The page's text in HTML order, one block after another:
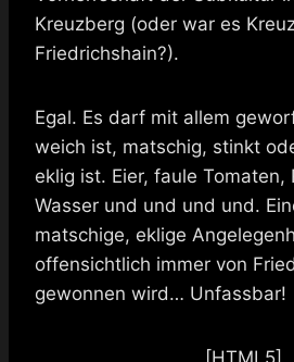
Kreuzberg (oder war es
Friedrichshain?).
Egal. Es darf mit allem
weich ist, matschig, stinkt
eklig ist. Eier, faule Tomaten,
Wasser und und und und.
matschige, eklige
offensichtlich immer von
gewonnen wird… Unfassbar!
[HTML5]